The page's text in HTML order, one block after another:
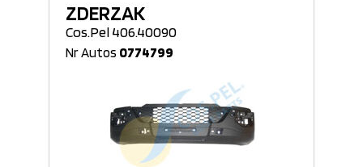
ZDERZAK
Cos.Pel 406.40090
Nr Autos 0774799